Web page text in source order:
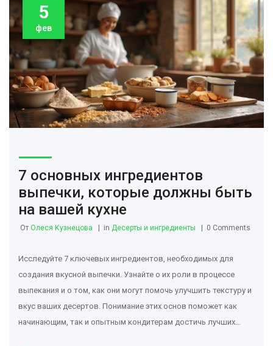
5
фев
7 основных ингредиентов
выпечки, которые должны быть
на вашей кухне
От Олеся Кузнецова in Десерты и ингредиенты 0 Comments
Исследуйте 7 ключевых ингредиентов, необходимых для
создания вкусной выпечки. Узнайте о их роли в процессе
выпекания и о том, как они могут помочь улучшить текстуру и
вкус ваших десертов. Понимание этих основ поможет как
начинающим, так и опытным кондитерам достичь лучших